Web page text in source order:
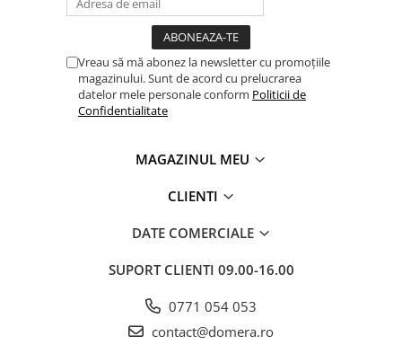
Vreau să mă abonez la newsletter cu promoțiile
magazinului. Sunt de acord cu prelucrarea
datelor mele personale conform Politicii de
Confidentialitate
MAGAZINUL MEU
CLIENTI
DATE COMERCIALE
SUPORT CLIENTI 09.00-16.00
0771 054 053
contact@domera.ro